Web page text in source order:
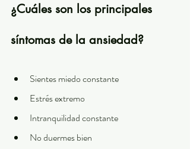
¿Cuáles son los principales
síntomas de la ansiedad?
Sientes miedo constante
Estrés extremo
Intranquilidad constante
No duermes bien